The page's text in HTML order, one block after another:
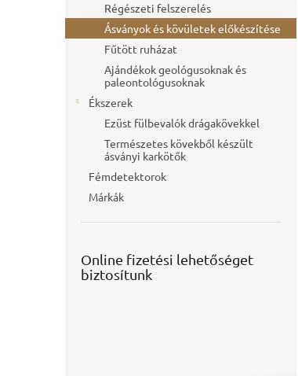
Régészeti felszerelés
Ásványok és kövületek előkészítése
Fűtött ruházat
Ajándékok geológusoknak és
paleontológusoknak
Ékszerek
Ezüst fülbevalók drágakövekkel
Természetes kövekből készült
ásványi karkötők
Fémdetektorok
Márkák
Online fizetési lehetőséget
biztosítunk